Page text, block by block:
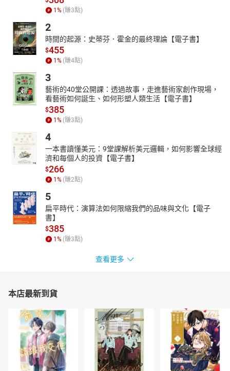
1% (賺3點)
2
時間的起源：史蒂芬．霍金的最終理論【電子書】
$455
1% (賺4點)
3
藝術的40堂公開課：透過故事，走進藝術家創作現場，
看藝術如何誕生、如何形塑人類生活【電子書】
$385
1% (賺3點)
4
一本書讀懂美元：9堂課解析美元邏輯，如何影響全球經
濟和每個人的投資【電子書】
$266
1% (賺2點)
5
扁平時代：演算法如何限縮我們的品味與文化【電子
書】
$385
1% (賺3點)
查看更多
本店最新到貨